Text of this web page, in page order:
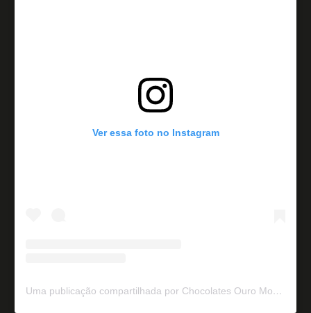
Ver essa foto no Instagram
Uma publicação compartilhada por Chocolates Ouro Moreno (@ouromoreno)